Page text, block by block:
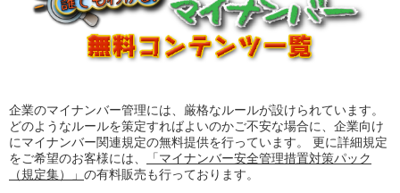
企業のマイナンバー管理には、厳格なルールが設けられています。
どのようなルールを策定すればよいのかご不安な場合に、企業向け
にマイナンバー関連規定の無料提供を行っています。 更に詳細規定
をご希望のお客様には、
「マイナンバー安全管理措置対策パック
（規定集）」 の有料販売も行っております。